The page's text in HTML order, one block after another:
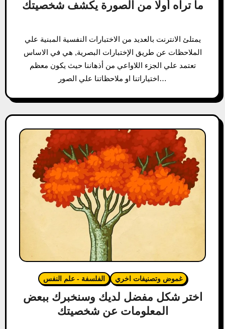
ما تراه أولا من الصورة يكشف شخصيتك
يمتلئ الانترنت بالعديد من الاختبارات النفسية المبنية علي
الملاحظات عن طريق الإختبارات البصرية, هي في الاساس
تعتمد علي الجزء اللاواعي من أذهاننا حيث يكون معظم
اختياراتنا او ملاحظاتنا علي الصور…
الفلسفة - علم النفس غموض وتصنيفات اخري
اختر شكل مفضل لديك وسنخبرك ببعض
المعلومات عن شخصيتك